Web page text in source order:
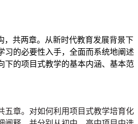
，共两章。从新时代教育发展背景下
习的必要性入手，全面而系统地阐述
下的项目式教学的基本内涵、基本范
五章。对如何利用项目式教学培育化